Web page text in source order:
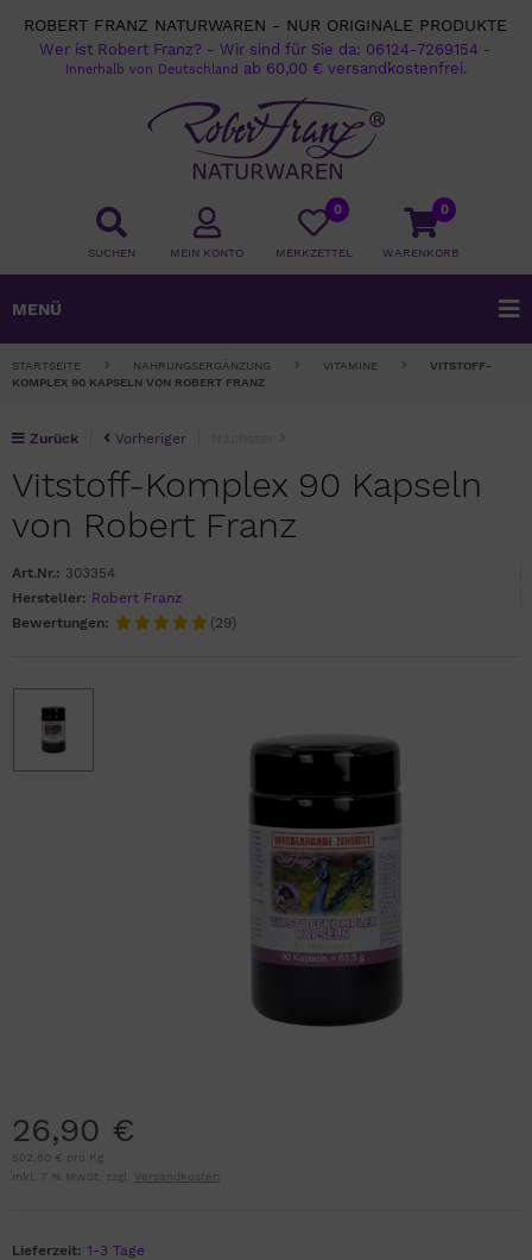
ROBERT FRANZ NATURWAREN - NUR ORIGINALE PRODUKTE
Wer ist Robert Franz? -Wir sind für Sie da: 06124-7269154 -
Innerhalb von Deutschland ab 60,00 € versandkostenfrei.
SUCHEN
0
WARENKORB
0
MERKZETTEL
MEIN KONTO
MENÜ
STARTSEITE NAHRUNGSERGÄNZUNG VITAMINE
VITSTOFF-
KOMPLEX 90 KAPSELN VON ROBERT FRANZ
Vitstoff-Komplex 90 Kapseln
von Robert Franz
Art.Nr.: 303354
Hersteller: Robert Franz
Bewertungen:
(29)
Zurück Vorheriger
26,90 €
502,80 € pro Kg
inkl. 7 % MwSt. zzgl.
Versandkosten
Lieferzeit: 1-3 Tage